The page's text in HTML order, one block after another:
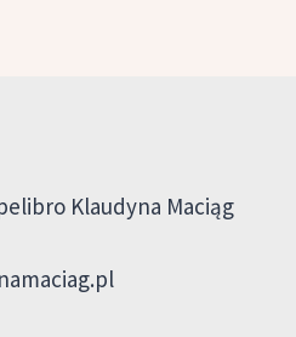
Klaudyna Maciąg